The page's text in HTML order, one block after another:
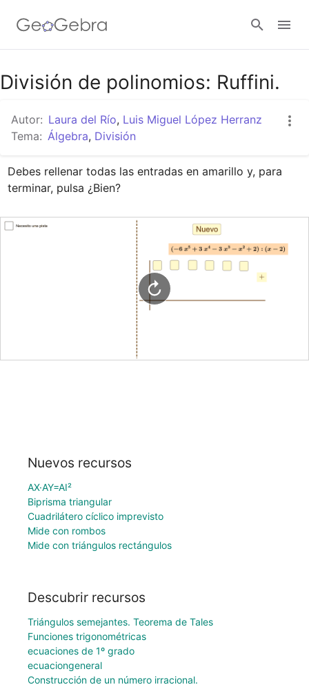
Google Classroom
GeoGebra Classroom
Abrir sesión
División de polinomios: Ruffini.
Autor: Laura del Río, Luis Miguel López Herranz
Tema: Álgebra, División
Debes rellenar todas las entradas en amarillo y, para
terminar, pulsa ¿Bien?
Nuevos recursos
AX·AY=AI²
Biprisma triangular
Cuadrilátero cíclico imprevisto
Mide con rombos
Mide con triángulos rectángulos
Descubrir recursos
Triángulos semejantes. Teorema de Tales
Funciones trigonométricas
ecuaciones de 1º grado
ecuaciongeneral
Construcción de un número irracional.